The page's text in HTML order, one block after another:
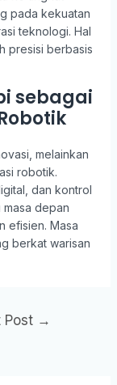
pada kekuatan
teknologi. Hal
presisi berbasis
sebagai
melainkan
robotik.
dan kontrol
depan
efisien. Masa
berkat warisan
Post →